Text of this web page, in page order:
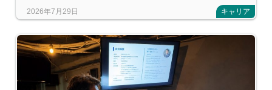
2026年7月29日 キャリア